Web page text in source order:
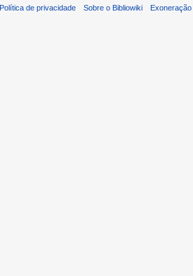
Política de privacidade Sobre o Bibliowiki